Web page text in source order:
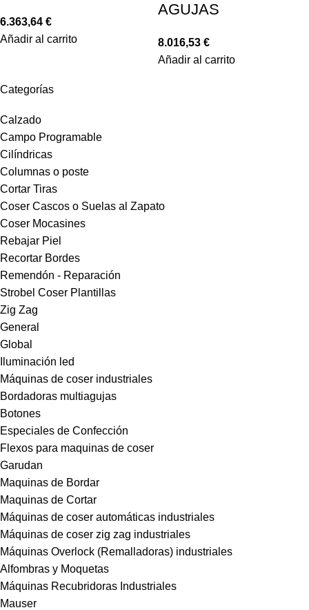
Categorías
Calzado
Campo Programable
Cilíndricas
Columnas o poste
Cortar Tiras
Coser Cascos o Suelas al Zapato
Coser Mocasines
Rebajar Piel
Recortar Bordes
Remendón - Reparación
Strobel Coser Plantillas
Zig Zag
General
Global
Iluminación led
Máquinas de coser industriales
Bordadoras multiagujas
Botones
Especiales de Confección
Flexos para maquinas de coser
Garudan
Maquinas de Bordar
Maquinas de Cortar
Máquinas de coser automáticas industriales
Máquinas de coser zig zag industriales
Máquinas Overlock (Remalladoras) industriales
Alfombras y Moquetas
Máquinas Recubridoras Industriales
Mauser
6.363,64 €
Añadir al carrito
AGUJAS
8.016,53 €
Añadir al carrito